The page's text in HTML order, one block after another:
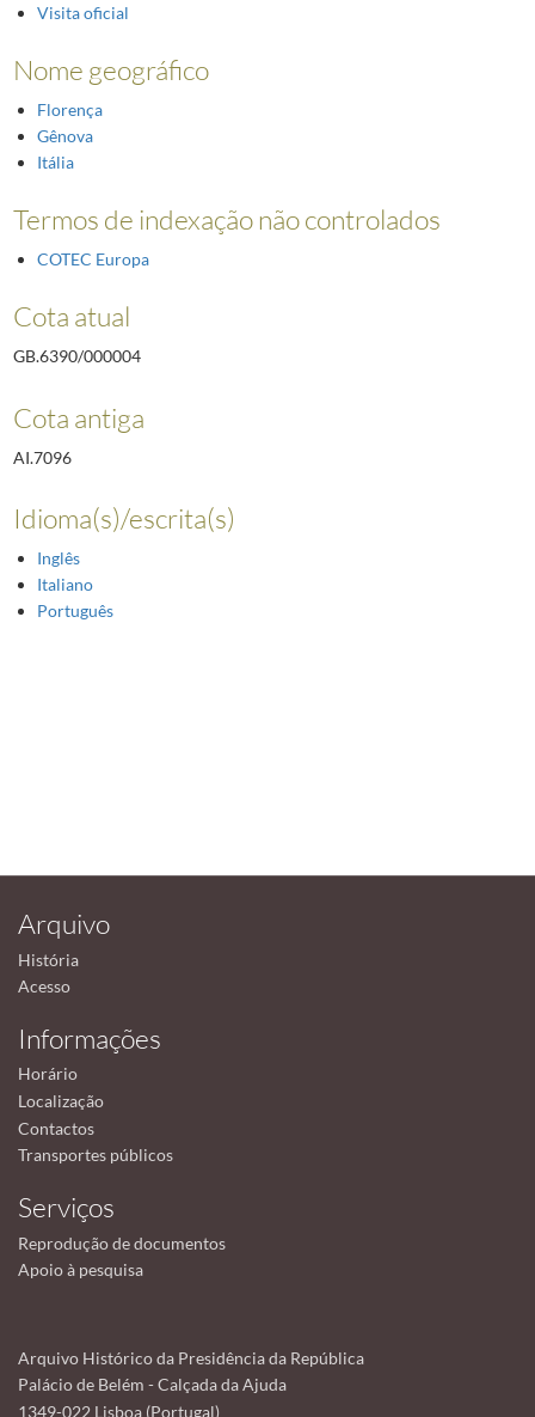
Visita oficial
Nome geográfico
Florença
Gênova
Itália
Termos de indexação não controlados
COTEC Europa
Cota atual
GB.6390/000004
Cota antiga
AI.7096
Idioma(s)/escrita(s)
Inglês
Italiano
Português
Arquivo
História
Acesso
Informações
Horário
Localização
Contactos
Transportes públicos
Serviços
Reprodução de documentos
Apoio à pesquisa
Arquivo Histórico da Presidência da República
Palácio de Belém - Calçada da Ajuda
1349-022 Lisboa (Portugal)